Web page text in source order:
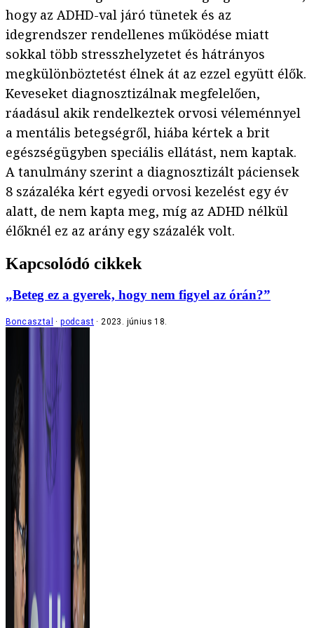
hogy az ADHD-val járó tünetek és az
idegrendszer rendellenes működése miatt
sokkal több stresszhelyzetet és hátrányos
megkülönböztetést élnek át az ezzel együtt élők.
Keveseket diagnosztizálnak megfelelően,
ráadásul akik rendelkeztek orvosi véleménnyel
a mentális betegségről, hiába kértek a brit
egészségügyben speciális ellátást, nem kaptak.
A tanulmány szerint a diagnosztizált páciensek
8 százaléka kért egyedi orvosi kezelést egy év
alatt, de nem kapta meg, míg az ADHD nélkül
élőknél ez az arány egy százalék volt.
Kapcsolódó cikkek
„Beteg ez a gyerek, hogy nem figyel az órán?”
Boncasztal podcast 2023. június 18.